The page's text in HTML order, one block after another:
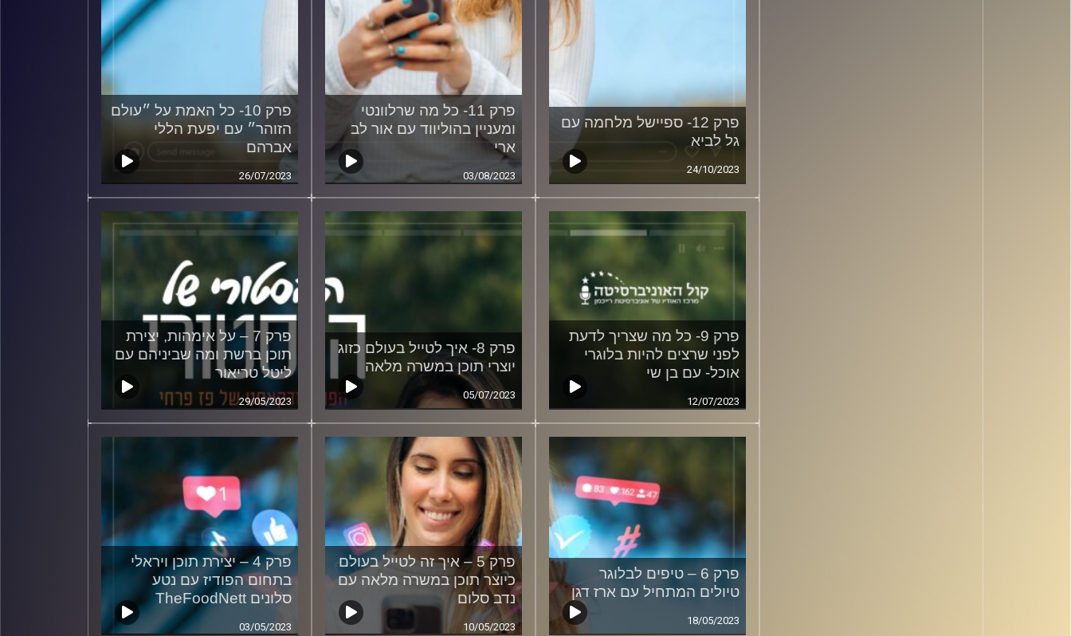
פרק 12- ספיישל מלחמה עם
גל לביא
24/10/2023
פרק 11- כל מה שרלוונטי
ומעניין בהוליווד עם אור לב
ארי
03/08/2023
פרק 10- כל האמת על ״עולם
הזוהר״ עם יפעת הללי
אברהם
26/07/2023
פרק 9- כל מה שצריך לדעת
לפני שרצים להיות בלוגרי
אוכל- עם בן שי
12/07/2023
פרק 8- איך לטייל בעולם כזוג
יוצרי תוכן במשרה מלאה
05/07/2023
פרק 7 – על אימהות, יצירת
תוכן ברשת ומה שביניהם עם
ליטל טריאור
29/05/2023
פרק 6 – טיפים לבלוגר
טיולים המתחיל עם ארז דגן
18/05/2023
פרק 5 – איך זה לטייל בעולם
כיוצר תוכן במשרה מלאה עם
נדב סלום
10/05/2023
פרק 4 – יצירת תוכן ויראלי
בתחום הפודיז עם נטע
סלונים TheFoodNett
03/05/2023